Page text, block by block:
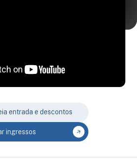
entrada e descontos
ingressos